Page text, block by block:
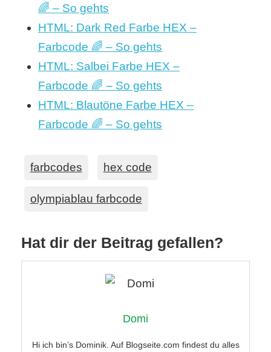
🌈 – So gehts
HTML: Dark Red Farbe HEX –
Farbcode 🌈 – So gehts
HTML: Salbei Farbe HEX –
Farbcode 🌈 – So gehts
HTML: Blautöne Farbe HEX –
Farbcode 🌈 – So gehts
farbcodes hex code
olympiablau farbcode
Hat dir der Beitrag gefallen?
Domi
Hi ich bin’s Dominik. Auf Blogseite.com findest du alles